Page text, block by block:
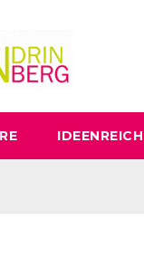
IDEENREICH